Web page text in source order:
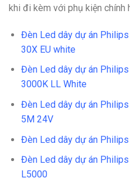
khi đi kèm với phụ kiện chính
Đèn Led dây dự án
30X EU white
Đèn Led dây dự án
3000K LL White
Đèn Led dây dự án
5M 24V
Đèn Led dây dự án Philips
Đèn Led dây dự án
L5000